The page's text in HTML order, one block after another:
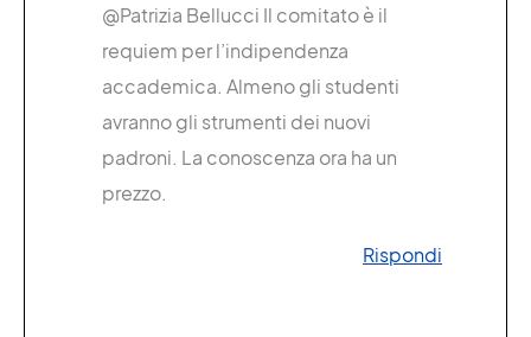
@Patrizia Bellucci Il comitato è il
requiem per l’indipendenza
accademica. Almeno gli studenti
avranno gli strumenti dei nuovi
padroni. La conoscenza ora ha un
prezzo.
Rispondi